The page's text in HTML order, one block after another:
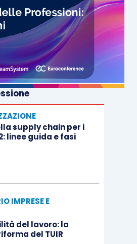
supply chain per i
linee guida e fasi
IMPRESE E
del lavoro: la
del TUIR